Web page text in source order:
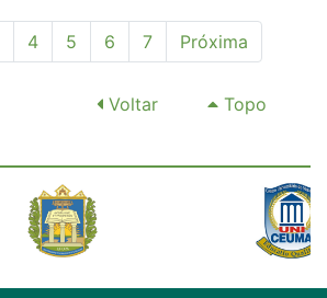
4 5 6 7 Próxima
Voltar
Topo